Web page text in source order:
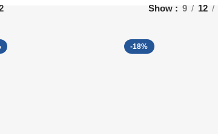
Show 9 12
-18%